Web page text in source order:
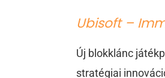
Ubisoft –
Új blokklánc
stratégiai